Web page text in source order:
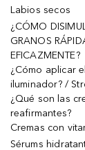
Labios secos
¿CÓMO
GRANOS
EFICAZMENTE?
¿Cómo aplicar el
iluminador? /
¿Qué son las
reafirmantes?
Cremas con
Sérums